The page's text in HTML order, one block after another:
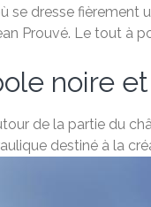
se dresse fièrement
Prouvé. Le tout à
noire